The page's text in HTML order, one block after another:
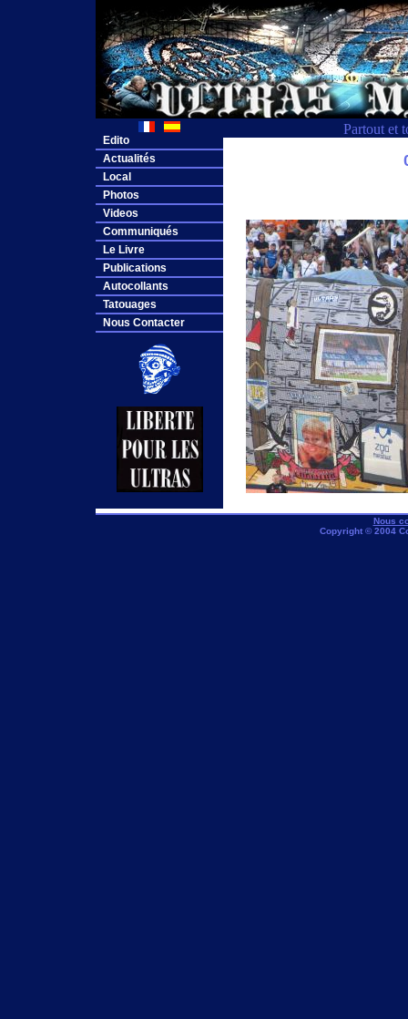
Partout et
Edito
Actualités
Local
Photos
Videos
Communiqués
Le Livre
Publications
Autocollants
Tatouages
Nous Contacter
Nous
Copyright © 2004